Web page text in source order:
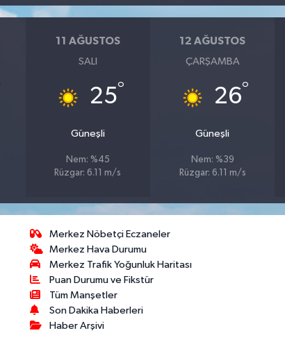
11 AĞUSTOS
SALI
25°
Güneşli
Nem: %45
Rüzgar: 6.11 m/s
12 AĞUSTOS
ÇARŞAMBA
26°
Güneşli
Nem: %39
Rüzgar: 6.11 m/s
Merkez Nöbetçi Eczaneler
Merkez Hava Durumu
Merkez Trafik Yoğunluk Haritası
Puan Durumu ve Fikstür
Tüm Manşetler
Son Dakika Haberleri
Haber Arşivi